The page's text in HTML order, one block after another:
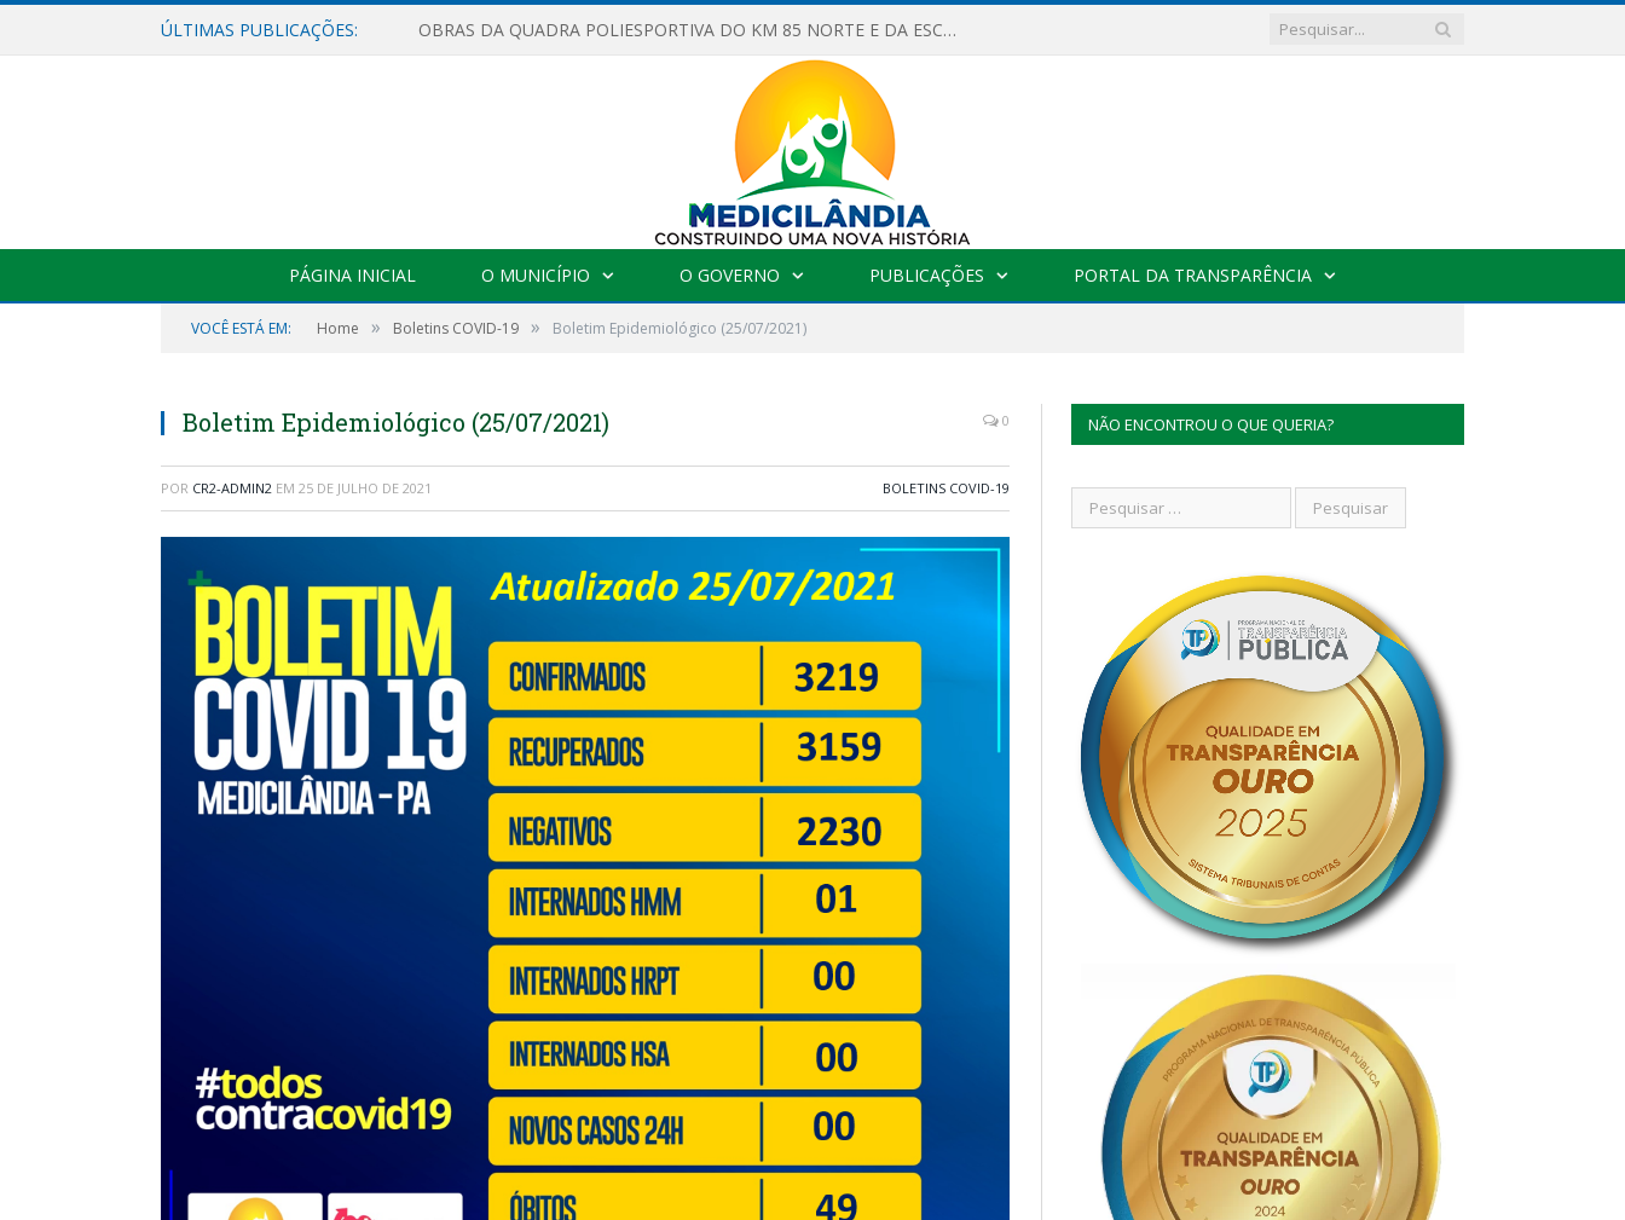
ÚLTIMAS PUBLICAÇÕES: OBRAS DA QUADRA POLIESPORTIVA DO KM 85 NORTE E DA ESCOLA GASPAR VIANA AVANÇAM
PÁGINA INICIAL O MUNICÍPIO O GOVERNO PUBLICAÇÕES PORTAL DA TRANSPARÊNCIA
VOCÊ ESTÁ EM: Home » Boletins COVID-19 » Boletim Epidemiológico (25/07/2021)
Boletim Epidemiológico (25/07/2021) 0
POR CR2-ADMIN2 EM 25 DE JULHO DE 2021 BOLETINS COVID-19
NÃO ENCONTROU O QUE QUERIA?